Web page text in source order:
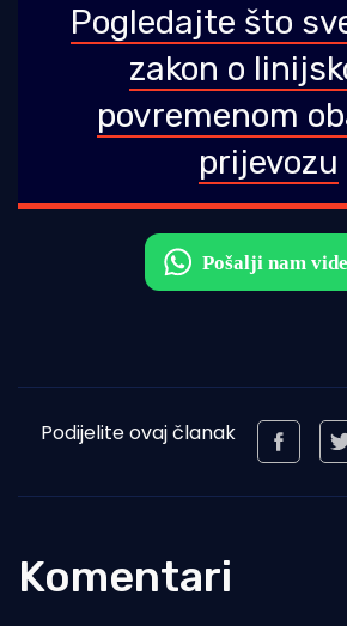
Pogledajte što
zakon o
povremenom
prijevozu
Podijelite ovaj članak
Komentari